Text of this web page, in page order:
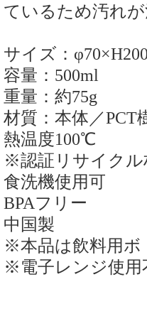
ているため汚れ
サイズ：
容量：500ml
重量：約75g
材質：本体／
熱温度100℃
※認証リサイクル
食洗機使用可
BPAフリー
中国製
※本品は飲料用ボ
※電子レンジ使用